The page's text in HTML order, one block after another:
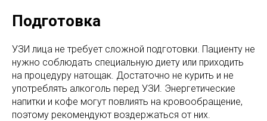
Подготовка
УЗИ лица не требует сложной подготовки. Пациенту не
нужно соблюдать специальную диету или приходить
на процедуру натощак. Достаточно не курить и не
употреблять алкоголь перед УЗИ. Энергетические
напитки и кофе могут повлиять на кровообращение,
поэтому рекомендуют воздержаться от них.